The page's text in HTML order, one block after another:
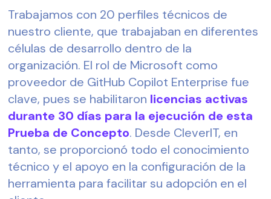
Trabajamos con 20 perfiles técnicos de
nuestro cliente, que trabajaban en diferentes
células de desarrollo dentro de la
organización. El rol de Microsoft como
proveedor de GitHub Copilot Enterprise fue
clave, pues se habilitaron licencias activas
durante 30 días para la ejecución de esta
Prueba de Concepto. Desde CleverIT, en
tanto, se proporcionó todo el conocimiento
técnico y el apoyo en la configuración de la
herramienta para facilitar su adopción en el